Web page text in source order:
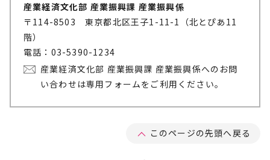
産業経済文化部 産業振興課 産業振興係
〒114-8503 東京都北区王子1-11-1（北とぴあ11
階）
電話：03-5390-1234
産業経済文化部 産業振興課 産業振興係へのお問
い合わせは専用フォームをご利用ください。
このページの先頭へ戻る